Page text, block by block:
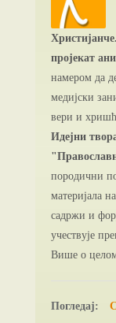
пројекат
намером да
медијски
вери и
Идејни
породични
материјала
садржи и
учествује
Више о целом
Погледај: